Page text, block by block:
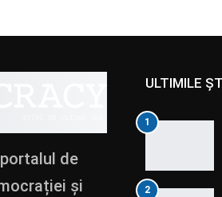
de
și
ULTIMILE
1
2